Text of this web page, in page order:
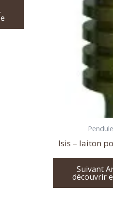
Isis – laiton
Suivant
découvrir